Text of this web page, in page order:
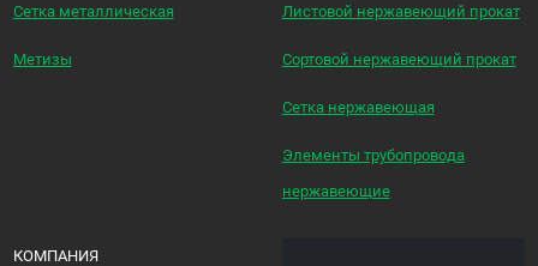
Сетка металлическая
Метизы
Листовой нержавеющий прокат
Сортовой нержавеющий прокат
Сетка нержавеющая
Элементы трубопровода
нержавеющие
КОМПАНИЯ